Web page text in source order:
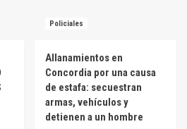
Policiales
Allanamientos en
Concordia por una causa
de estafa: secuestran
armas, vehículos y
detienen a un hombre